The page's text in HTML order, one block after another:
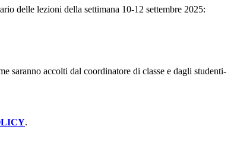
delle lezioni della settimana 10-12 settembre 2025:
saranno accolti dal coordinatore di classe e dagli studenti-
.